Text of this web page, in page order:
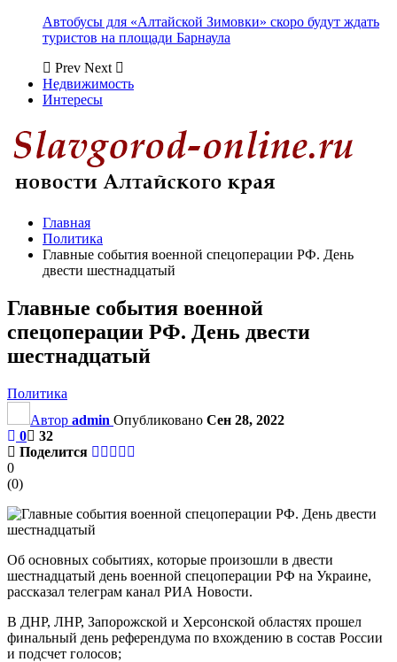
Автобусы для «Алтайской Зимовки» скоро будут ждать
туристов на площади Барнаула
Prev Next
Недвижимость
Интересы
Главная
Политика
Главные события военной спецоперации РФ. День
двести шестнадцатый
Главные события военной
спецоперации РФ. День двести
шестнадцатый
Политика
Автор admin Опубликовано Сен 28, 2022
0
32
Поделится
0
(0)
Об основных событиях, которые произошли в двести
шестнадцатый день военной спецоперации РФ на Украине,
рассказал телеграм канал РИА Новости.
В ДНР, ЛНР, Запорожской и Херсонской областях прошел
финальный день референдума по вхождению в состав России
и подсчет голосов;